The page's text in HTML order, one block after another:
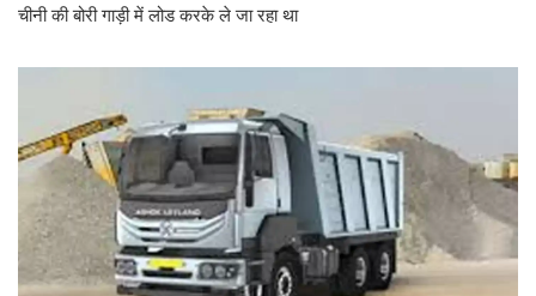
चीनी की बोरी गाड़ी में लोड करके ले जा रहा था